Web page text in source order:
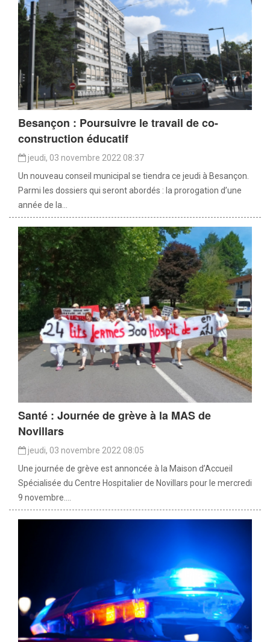
Besançon : Poursuivre le travail de co-
construction éducatif
jeudi, 03 novembre 2022 08:37
Un nouveau conseil municipal se tiendra ce jeudi à Besançon.
Parmi les dossiers qui seront abordés : la prorogation d’une
année de la...
Santé : Journée de grève à la MAS de
Novillars
jeudi, 03 novembre 2022 08:05
Une journée de grève est annoncée à la Maison d’Accueil
Spécialisée du Centre Hospitalier de Novillars pour le mercredi
9 novembre....